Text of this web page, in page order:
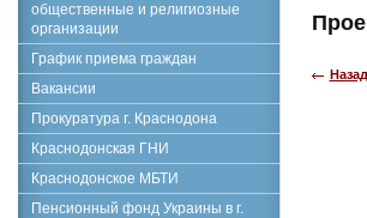
Назад
общественные и религиозные
организации
График приема граждан
Вакансии
Прокуратура г. Краснодона
Краснодонская ГНИ
Краснодонское МБТИ
Пенсионный фонд Украины в г.